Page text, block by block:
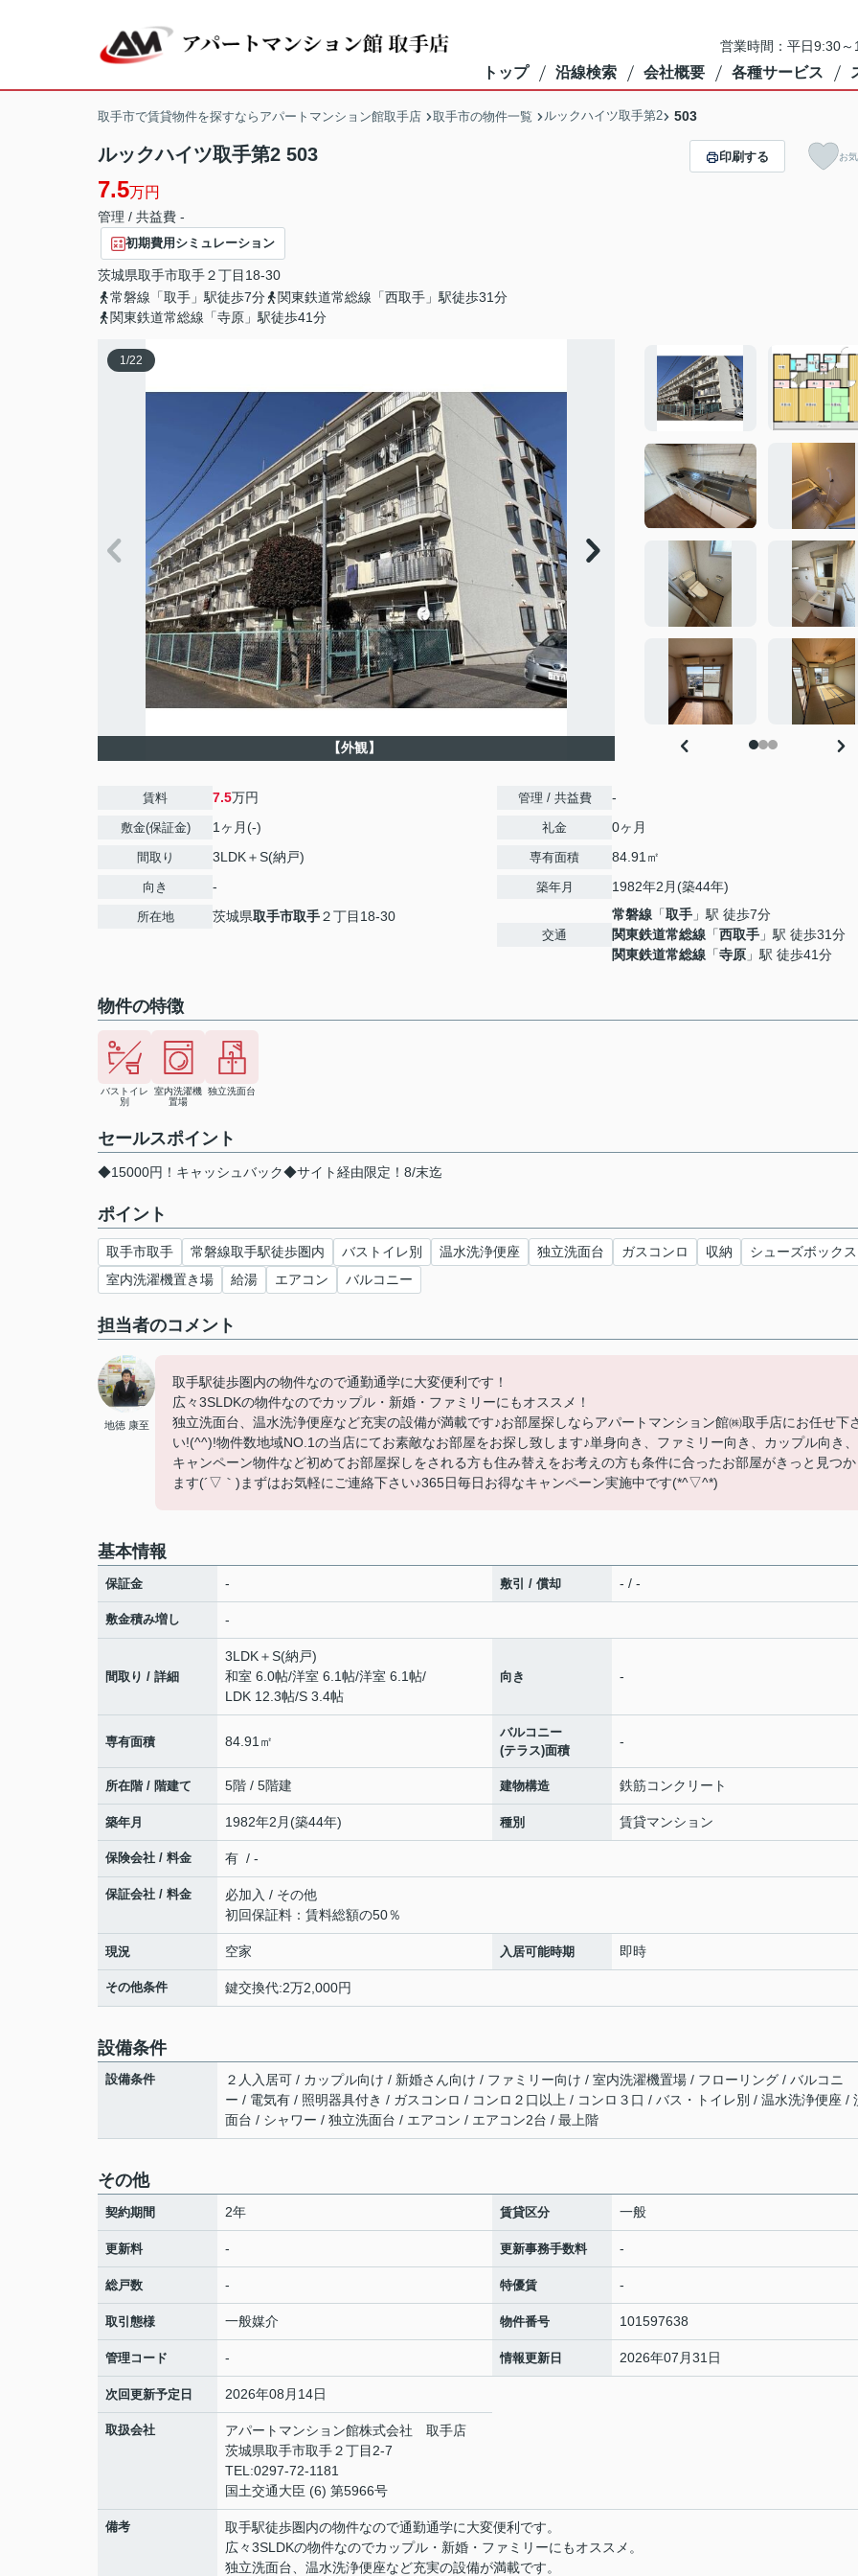
営業時間：平日9:30
トップ 沿線検索 会社概要 各種サービス
取手市で賃貸物件を探すならアパートマンション館取手店 取手市の物件一覧 ルックハイツ取手第2 503
ルックハイツ取手第2 503
7.5万円
管理 / 共益費 -
初期費用シミュレーション
茨城県取手市取手２丁目18-30
常磐線「取手」駅徒歩7分
関東鉄道常総線「西取手」駅徒歩31分
関東鉄道常総線「寺原」駅徒歩41分
印刷する お
1/22
【外観】
賃料 7.5万円
敷金(保証金) 1ヶ月(-)
間取り 3LDK＋S(納戸)
向き -
所在地 茨城県取手市取手２丁目18-30
管理 / 共益費 -
礼金 0ヶ月
専有面積 84.91㎡
築年月 1982年2月(築44年)
交通
常磐線 「取手 」駅 徒歩7分
関東鉄道常総線 「西取手 」駅 徒歩31分
関東鉄道常総線 「寺原 」駅 徒歩41分
物件の特徴
バストイレ
別
室内洗濯機
置場
独立洗面台
セールスポイント
◆15000円！キャッシュバック◆サイト経由限定！8/末迄
ポイント
取手市取手 常磐線取手駅徒歩圏内 バストイレ別 温水洗浄便座 独立洗面台 ガスコンロ 収納
シューズボックス
室内洗濯機置き場
給湯 エアコン バルコニー
担当者のコメント
地徳 康至
取手駅徒歩圏内の物件なので通勤通学に大変便利です！
広々3SLDKの物件なのでカップル・新婚・ファミリーにもオススメ！
独立洗面台、温水洗浄便座など充実の設備が満載です♪お部屋探しならアパートマンション館㈱取手店にお任せ下
い!(^^)!物件数地域NO.1の当店にてお素敵なお部屋をお探し致します♪単身向き、ファミリー向き、カップル向き、
キャンペーン物件など初めてお部屋探しをされる方も住み替えをお考えの方も条件に合ったお部屋がきっと見つ
ます(´▽｀)まずはお気軽にご連絡下さい♪365日毎日お得なキャンペーン実施中です(*^▽^*)
基本情報
保証金 - 敷引 / 償却 - / -
敷金積み増し -
間取り / 詳細
3LDK＋S(納戸)
和室 6.0帖/洋室 6.1帖/洋室 6.1帖/
LDK 12.3帖/S 3.4帖
向き -
専有面積 84.91㎡
バルコニー
(テラス)面積
-
所在階 / 階建て 5階 / 5階建 建物構造 鉄筋コンクリート
築年月 1982年2月(築44年) 種別 賃貸マンション
保険会社 / 料金 有 / -
保証会社 / 料金
必加入 / その他
初回保証料：賃料総額の50％
現況 空家 入居可能時期 即時
その他条件 鍵交換代:2万2,000円
設備条件
設備条件
２人入居可 / カップル向け / 新婚さん向け / ファミリー向け / 室内洗濯機置場 / フローリング / バルコニ
ー / 電気有 / 照明器具付き / ガスコンロ / コンロ２口以上 / コンロ３口 / バス・トイレ別 / 温水洗浄便座 /
面台 / シャワー / 独立洗面台 / エアコン / エアコン2台 / 最上階
その他
契約期間 2年 賃貸区分 一般
更新料 - 更新事務手数料 -
総戸数 - 特優賃 -
取引態様 一般媒介 物件番号 101597638
管理コード - 情報更新日 2026年07月31日
次回更新予定日 2026年08月14日
取扱会社
アパートマンション館株式会社 取手店
茨城県取手市取手２丁目2-7
TEL:0297-72-1181
国土交通大臣 (6) 第5966号
備考
取手駅徒歩圏内の物件なので通勤通学に大変便利です。
広々3SLDKの物件なのでカップル・新婚・ファミリーにもオススメ。
独立洗面台、温水洗浄便座など充実の設備が満載です。